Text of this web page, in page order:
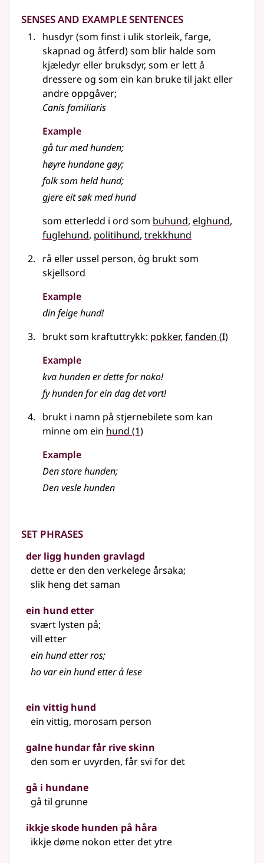
Senses and Example Sentences
husdyr (som finst i ulik storleik, farge,
skapnad og åtferd) som blir halde som
kjæledyr eller bruksdyr, som er lett å
dressere og som ein kan bruke til jakt eller
andre oppgåver;
Canis familiaris
Example
gå tur med hunden;
høyre hundane gøy;
folk som held hund;
gjere eit søk med hund
som etterledd i ord som buhund elghund
fuglehund politihund trekkhund
rå eller ussel person, òg brukt som
skjellsord
Example
din feige hund!
brukt som kraftuttrykk: pokker, fanden (1
I)
Example
kva hunden er dette for noko!
fy hunden for ein dag det vart!
brukt i namn på stjernebilete som kan
minne om ein hund (1)
Example
Den store hunden;
Den vesle hunden
Set phrases
der ligg hunden gravlagd
dette er den den verkelege årsaka;
slik heng det saman
ein hund etter
svært lysten på;
vill etter
ein hund etter ros;
ho var ein hund etter å lese
ein vittig hund
ein vittig, morosam person
galne hundar får rive skinn
den som er uvyrden, får svi for det
gå i hundane
gå til grunne
ikkje skode hunden på håra
ikkje døme nokon etter det ytre